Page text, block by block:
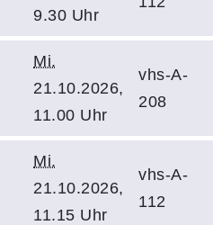
9.30 Uhr
Mi.
21.10.2026,
11.00 Uhr
vhs-A-
208
Mi.
21.10.2026,
11.15 Uhr
vhs-A-
112